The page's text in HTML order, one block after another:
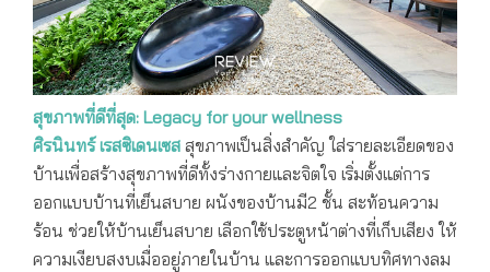
สุขภาพที่ดีที่สุด: Legacy for your wellness
ศิรนินทร์ เรสซิเดนเซส สุขภาพเป็นสิ่งสำคัญ ใส่รายละเอียดของ
บ้านเพื่อสร้างสุขภาพที่ดีทั้งร่างกายและจิตใจ เริ่มตั้งแต่การ
ออกแบบบ้านที่เย็นสบาย ผนังของบ้านมี2 ชั้น สะท้อนความ
ร้อน ช่วยให้บ้านเย็นสบาย เลือกใช้ประตูหน้าต่างที่เก็บเสียง ให้
ความเงียบสงบเมื่ออยู่ภายในบ้าน และการออกแบบทิศทางลม